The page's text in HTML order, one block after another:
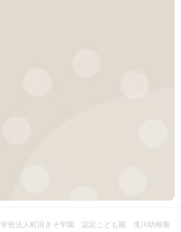
学校法人町田きそ学園 認定こども園 境川幼稚園